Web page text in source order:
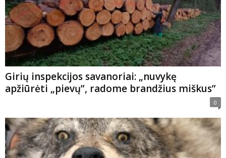
Girių inspekcijos savanoriai: „nuvykę
apžiūrėti „pievų”, radome brandžius miškus”
0